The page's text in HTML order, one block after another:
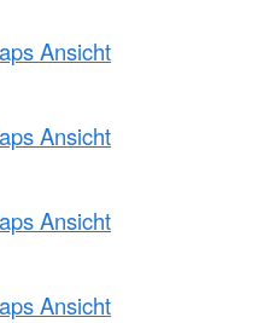
Ansicht
Ansicht
Ansicht
Ansicht